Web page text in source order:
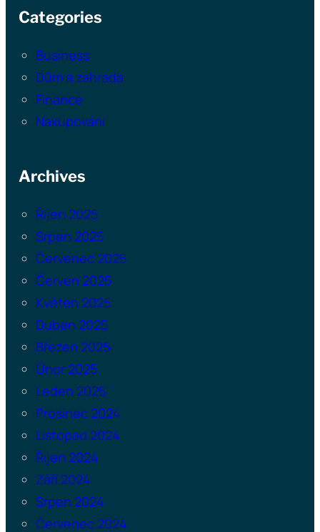
Categories
Business
Dům a zahrada
Finance
Nakupování
Archives
Říjen 2025
Srpen 2025
Červenec 2025
Červen 2025
Květen 2025
Duben 2025
Březen 2025
Únor 2025
Leden 2025
Prosinec 2024
Listopad 2024
Říjen 2024
Září 2024
Srpen 2024
Červenec 2024